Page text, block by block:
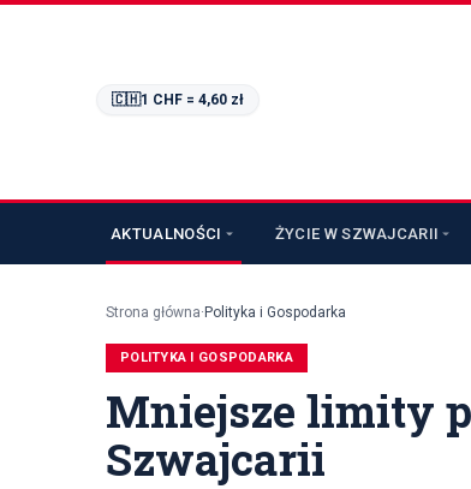
🇨🇭1 CHF = 4,60 zł
AKTUALNOŚCI ŻYCIE W SZWAJCARII
Strona główna· Polityka i Gospodarka
POLITYKA I GOSPODARKA
Mniejsze limity
Szwajcarii